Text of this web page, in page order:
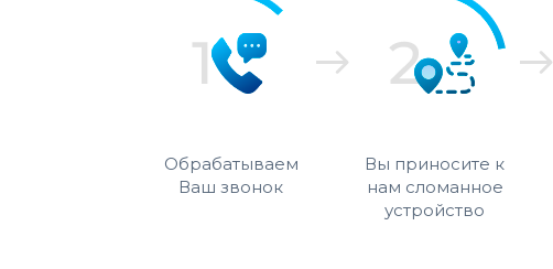
Обрабатываем
Ваш звонок
Вы приносите к
нам сломанное
устройство